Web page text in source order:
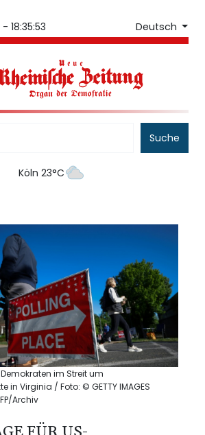
18:35:53 Deutsch
Suche
Köln 23°C
im Streit um
in Virginia / Foto: © GETTY IMAGES
Archiv